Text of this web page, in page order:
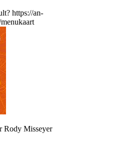
https://an-
Rody Misseyer